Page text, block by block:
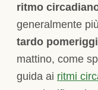
ritmo
generalmente
tardo
mattino, come
guida ai ritmi